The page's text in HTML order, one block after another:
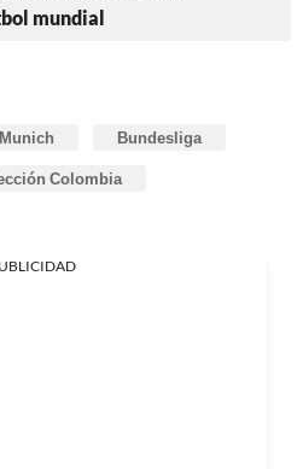
mundial
Bundesliga
Colombia